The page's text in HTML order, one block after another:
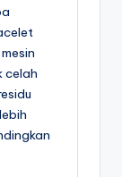
celah